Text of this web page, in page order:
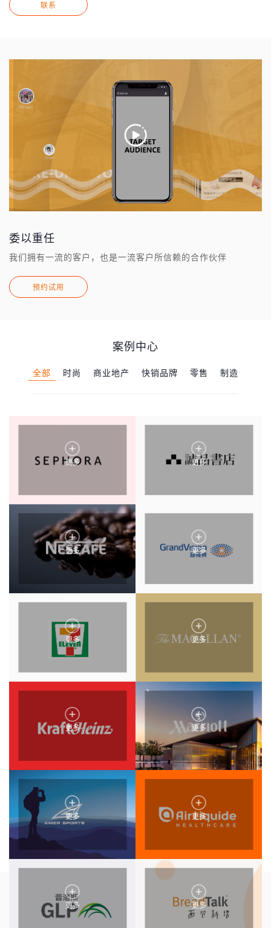
联系
委以重任
我们拥有一流的客户，也是一流客户所信赖的合作伙伴
预约试用
案例中心
全部 时尚 商业地产 快销品牌 零售 制造
更多 更多
更多 更多
更多 更多
更多 更多
更多 更多
更多 更多